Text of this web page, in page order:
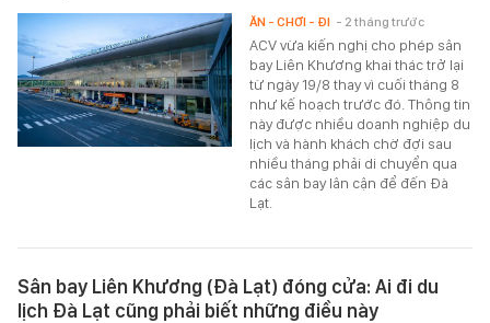
ACV vừa kiến nghị cho phép sân
bay Liên Khương khai thác trở lại
từ ngày 19/8 thay vì cuối tháng 8
như kế hoạch trước đó. Thông tin
này được nhiều doanh nghiệp du
lịch và hành khách chờ đợi sau
nhiều tháng phải di chuyển qua
các sân bay lân cận để đến Đà
Lạt.
ĂN - CHƠI - ĐI - 2 tháng trước
Sân bay Liên Khương (Đà Lạt) đóng cửa: Ai đi du
lịch Đà Lạt cũng phải biết những điều này